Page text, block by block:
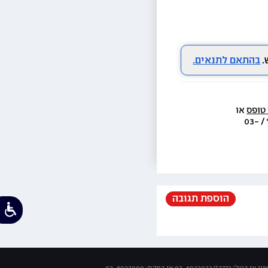
בהתאם לתנאים.
טופס
  או בת.ד 438 ראשון לציון או בטל׳  3733* / 03-
הוספת תגובה